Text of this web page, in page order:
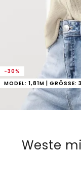
-30%
MODEL: 1,81M | GRÖSSE: 36
Weste